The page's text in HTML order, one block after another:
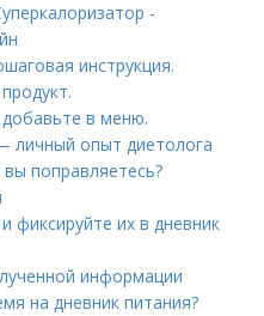
-
инструкция.
в меню.
личный опыт диетолога
поправляетесь?
фиксируйте их в дневник
информации
на дневник питания?